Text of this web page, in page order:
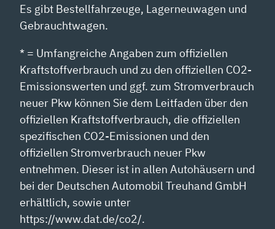
Es gibt Bestellfahrzeuge, Lagerneuwagen und
Gebrauchtwagen.
* = Umfangreiche Angaben zum offiziellen
Kraftstoffverbrauch und zu den offiziellen CO2-
Emissionswerten und ggf. zum Stromverbrauch
neuer Pkw können Sie dem Leitfaden über den
offiziellen Kraftstoffverbrauch, die offiziellen
spezifischen CO2-Emissionen und den
offiziellen Stromverbrauch neuer Pkw
entnehmen. Dieser ist in allen Autohäusern und
bei der Deutschen Automobil Treuhand GmbH
erhältlich, sowie unter
https://www.dat.de/co2/.